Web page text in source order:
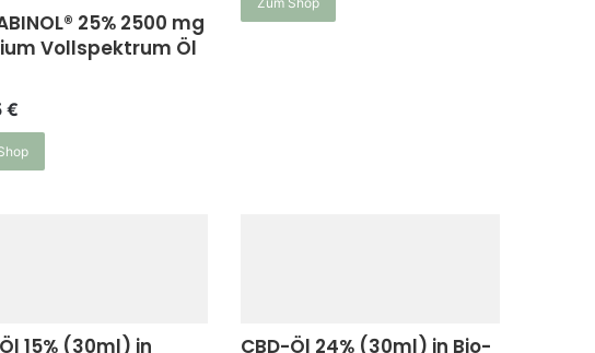
25% 2500 mg
Vollspektrum Öl
€
15% (30ml) in
CBD-Öl 24% (30ml) in Bio-